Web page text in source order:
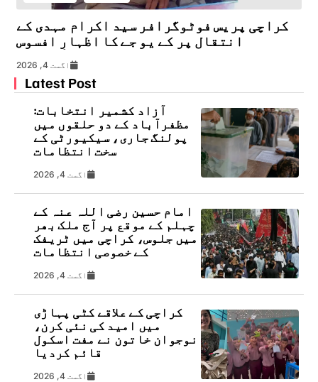
کراچی پریس فوٹوگرافر سید اکرام مہدی کے
انتقال پر کے یو جے کا اظہارِ افسوس
اگست 4, 2026
Latest Post
آزاد کشمیر انتخابات:
مظفرآباد کے دو حلقوں میں
پولنگ جاری، سیکیورٹی کے
سخت انتظامات
اگست 4, 2026
امام حسین رضی اللہ عنہ کے
چہلم کے موقع پر آج ملک بھر
میں جلوس، کراچی میں ٹریفک
کے خصوصی انتظامات
اگست 4, 2026
کراچی کے علاقے کٹی پہاڑی
میں امید کی نئی کرن،
نوجوان خاتون نے مفت اسکول
قائم کردیا
اگست 4, 2026